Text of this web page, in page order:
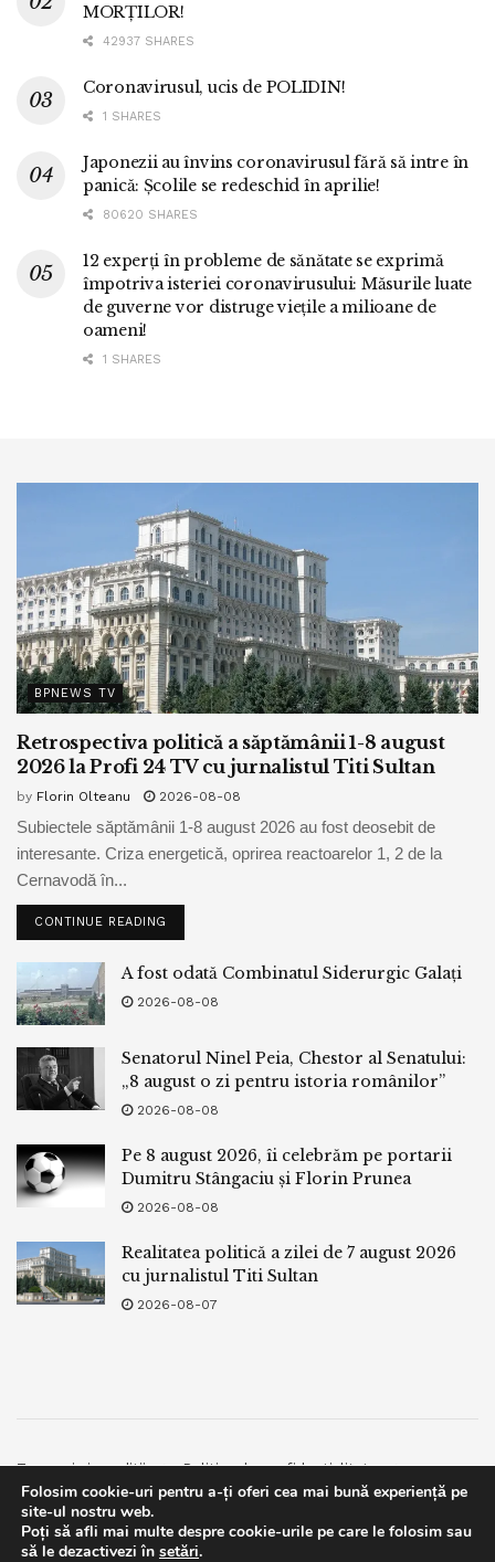
MORȚILOR!
42937 SHARES
Coronavirusul, ucis de POLIDIN!
1 SHARES
Japonezii au învins coronavirusul fără să intre în
panică: Școlile se redeschid în aprilie!
80620 SHARES
12 experți în probleme de sănătate se exprimă
împotriva isteriei coronavirusului: Măsurile luate
de guverne vor distruge viețile a milioane de
oameni!
1 SHARES
BPNEWS TV
Retrospectiva politică a săptămânii 1-8 august
2026 la Profi 24 TV cu jurnalistul Titi Sultan
by Florin Olteanu 2026-08-08
Subiectele săptămânii 1-8 august 2026 au fost deosebit de
interesante. Criza energetică, oprirea reactoarelor 1, 2 de la
Cernavodă în...
CONTINUE READING
A fost odată Combinatul Siderurgic Galați
2026-08-08
Senatorul Ninel Peia, Chestor al Senatului:
„8 august o zi pentru istoria românilor”
2026-08-08
Pe 8 august 2026, îi celebrăm pe portarii
Dumitru Stângaciu și Florin Prunea
2026-08-08
Realitatea politică a zilei de 7 august 2026
cu jurnalistul Titi Sultan
2026-08-07
Termeni si conditii
Politica de confidentialitate
Facebook
Contact
© 2019bpnews- Business & Politics Newsbpnews.
Folosim cookie-uri pentru a-ți oferi cea mai bună experiență pe
site-ul nostru web.
Poți să afli mai multe despre cookie-urile pe care le folosim sau
să le dezactivezi în setări.
This website uses GDPR cookies. By continuing to use this